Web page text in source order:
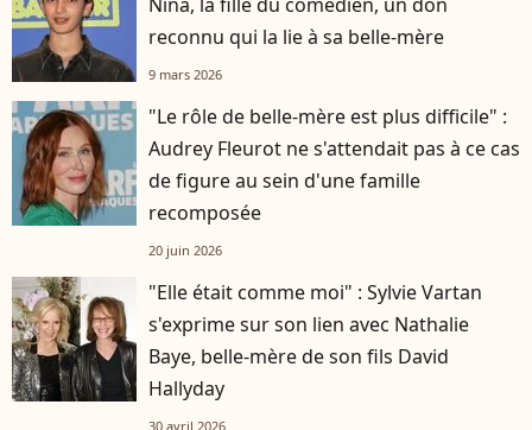
Nina, la fille du comédien, un don
reconnu qui la lie à sa belle-mère
9 mars 2026
"Le rôle de belle-mère est plus difficile" :
Audrey Fleurot ne s'attendait pas à ce cas
de figure au sein d'une famille
recomposée
20 juin 2026
"Elle était comme moi" : Sylvie Vartan
s'exprime sur son lien avec Nathalie
Baye, belle-mère de son fils David
Hallyday
30 avril 2026